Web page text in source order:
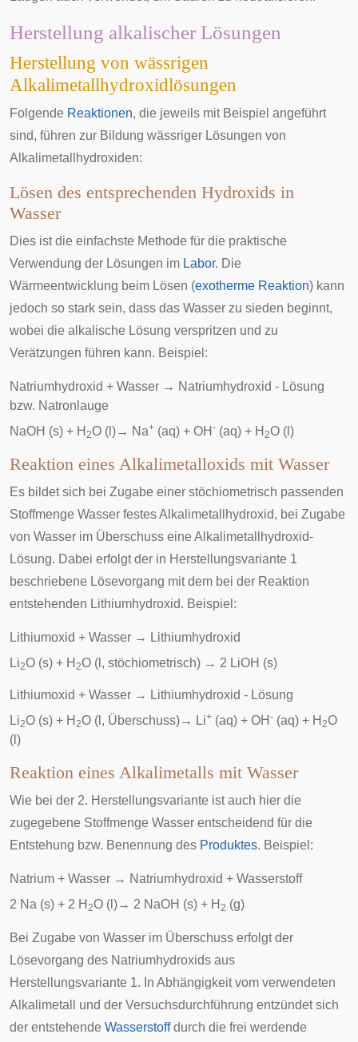
Herstellung alkalischer Lösungen
Herstellung von wässrigen
Alkalimetallhydroxidlösungen
Folgende Reaktionen, die jeweils mit Beispiel angeführt
sind, führen zur Bildung wässriger Lösungen von
Alkalimetallhydroxiden:
Lösen des entsprechenden Hydroxids in
Wasser
Dies ist die einfachste Methode für die praktische
Verwendung der Lösungen im Labor. Die
Wärmeentwicklung beim Lösen (exotherme Reaktion) kann
jedoch so stark sein, dass das Wasser zu sieden beginnt,
wobei die alkalische Lösung verspritzen und zu
Verätzungen führen kann. Beispiel:
Natriumhydroxid + Wasser → Natriumhydroxid - Lösung
bzw. Natronlauge
NaOH (s) + H 2O (l)→ Na+ (aq) + OH - (aq) + H 2O (l)
Reaktion eines Alkalimetalloxids mit Wasser
Es bildet sich bei Zugabe einer stöchiometrisch passenden
Stoffmenge Wasser festes Alkalimetallhydroxid, bei Zugabe
von Wasser im Überschuss eine Alkalimetallhydroxid-
Lösung. Dabei erfolgt der in Herstellungsvariante 1
beschriebene Lösevorgang mit dem bei der Reaktion
entstehenden Lithiumhydroxid. Beispiel:
Lithiumoxid + Wasser → Lithiumhydroxid
Li2O (s) + H 2O (l, stöchiometrisch) → 2 LiOH (s)
Lithiumoxid + Wasser → Lithiumhydroxid - Lösung
Li2O (s) + H 2O (l, Überschuss)→ Li+ (aq) + OH - (aq) + H 2O
(l)
Reaktion eines Alkalimetalls mit Wasser
Wie bei der 2. Herstellungsvariante ist auch hier die
zugegebene Stoffmenge Wasser entscheidend für die
Entstehung bzw. Benennung des Produktes. Beispiel:
Natrium + Wasser → Natriumhydroxid + Wasserstoff
2 Na (s) + 2 H 2O (l)→ 2 NaOH (s) + H 2 (g)
Bei Zugabe von Wasser im Überschuss erfolgt der
Lösevorgang des Natriumhydroxids aus
Herstellungsvariante 1. In Abhängigkeit vom verwendeten
Alkalimetall und der Versuchsdurchführung entzündet sich
der entstehende Wasserstoffdurch die frei werdende